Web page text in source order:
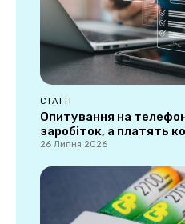
СТАТТІ
Опитування на
заробіток, а платять
26 Липня 2026